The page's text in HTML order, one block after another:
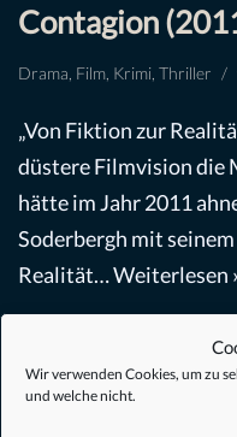
Wir verwenden Cookies, um zu
und welche nicht.
Contagion
Drama Film Krimi Thriller
„Von Fiktion zur
düstere Filmvision die
hätte im Jahr 2011
Soderbergh mit
Realität…Weiterlesen